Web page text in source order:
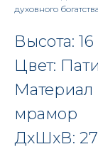
духовного
Высота:
Цвет:
Материал
мрамор
ДxШxВ: